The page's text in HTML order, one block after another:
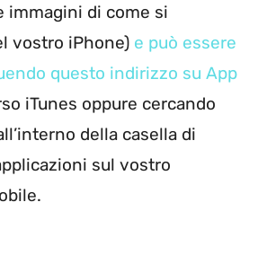
immagini di come si
vostro iPhone) e può essere
questo indirizzo su App
iTunes oppure cercando
della casella di
sul vostro